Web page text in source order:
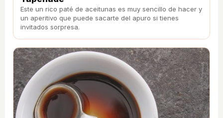
Este un rico paté de aceitunas es muy sencillo de hacer y
un aperitivo que puede sacarte del apuro si tienes
invitados sorpresa.